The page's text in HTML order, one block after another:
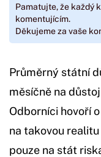
Pamatujte, že každý
komentujícím.
Děkujeme za vaše
Průměrný státní
měsíčně na
Odborníci hovoří
na takovou
pouze na stát